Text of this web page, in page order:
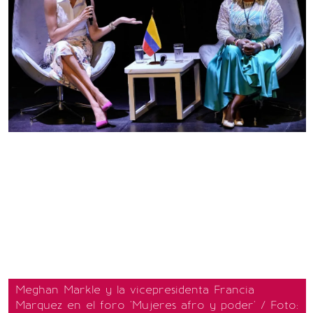
Meghan Markle y la vicepresidenta Francia
Marquez en el foro 'Mujeres afro y poder' / Foto: